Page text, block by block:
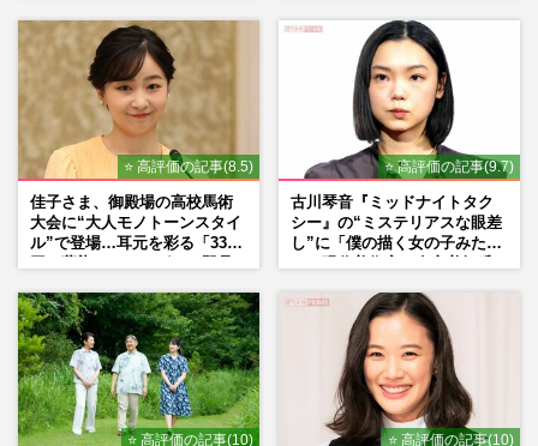
⭐ 高評価の記事(8.5)
佳子さま、御殿場の高校馬術
大会に“大人モノトーンスタイ
ル”で登場…耳元を彩る「3300
⭐ 高評価の記事(9.7)
古川琴音『ミッドナイトタク
シー』の“ミステリアスな眼差
し”に「僕の描く女の子みた
⭐ 高評価の記事(10) ⭐ 高評価の記事(10)